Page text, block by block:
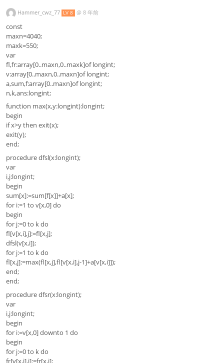
Hammer_cwz_77 LV 8 @ 8 年前
const
maxn=4040;
maxk=550;
var
fl,fr:array[0..maxn,0..maxk]of longint;
v:array[0..maxn,0..maxn]of longint;
a,sum,f:array[0..maxn]of longint;
n,k,ans:longint;
function max(x,y:longint):longint;
begin
if x>y then exit(x);
exit(y);
end;
procedure dfsl(x:longint);
var
i,j:longint;
begin
sum[x]:=sum[f[x]]+a[x];
for i:=1 to v[x,0] do
begin
for j:=0 to k do
fl[v[x,i],j]:=fl[x,j];
dfsl(v[x,i]);
for j:=1 to k do
fl[x,j]:=max(fl[x,j],fl[v[x,i],j-1]+a[v[x,i]]);
end;
end;
procedure dfsr(x:longint);
var
i,j:longint;
begin
for i:=v[x,0] downto 1 do
begin
for j:=0 to k do
fr[v[x,i],j]:=fr[x,j];